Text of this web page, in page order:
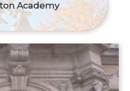
Academy